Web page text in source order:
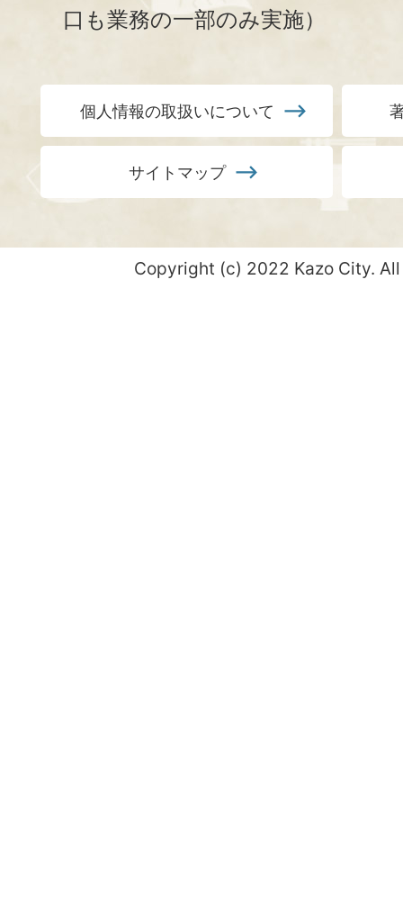
口も業務の一部のみ実施）
個人情報の取扱いについて
サイトマップ
Copyright (c) 2022 Kazo City.